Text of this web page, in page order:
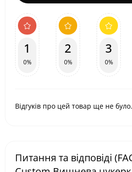
1
0%
2
0%
3
0%
Відгуків про цей товар ще не було.
Питання та відповіді